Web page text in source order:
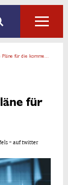
die kommenden Monate
für
- auf twitter